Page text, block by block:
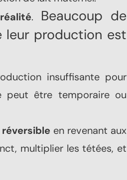
. Beaucoup de
leur production est
insuffisante pour
peut être temporaire ou
en revenant aux
multiplier les tétées, et
!